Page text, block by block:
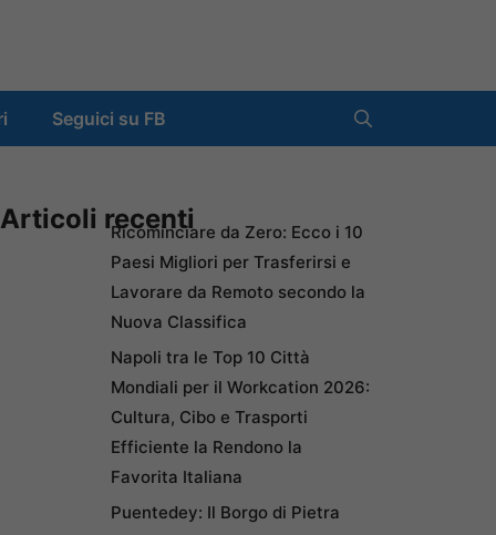
Seguici su FB
Articoli recentiRicominciare da Zero: Ecco i 10
Paesi Migliori per Trasferirsi e
Lavorare da Remoto secondo la
Nuova Classifica
Napoli tra le Top 10 Città
Mondiali per il Workcation 2026:
Cultura, Cibo e Trasporti
Efficiente la Rendono la
Favorita Italiana
Puentedey: Il Borgo di Pietra